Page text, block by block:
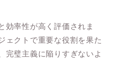
効率性が高く評価されま
ェクトで重要な役割を果た
完璧主義に陥りすぎないよ